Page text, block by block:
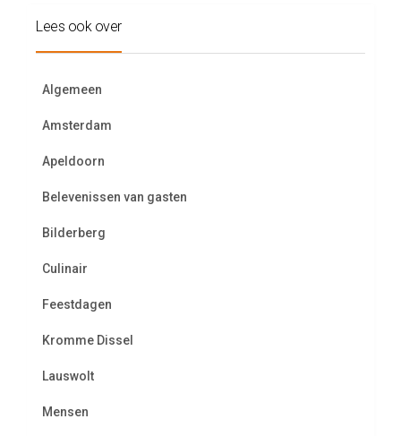
Lees ook over
Algemeen
Amsterdam
Apeldoorn
Belevenissen van gasten
Bilderberg
Culinair
Feestdagen
Kromme Dissel
Lauswolt
Mensen